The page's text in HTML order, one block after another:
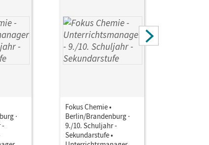
·
-
Fokus Chemie •
Berlin/Brandenburg ·
9./10. Schuljahr -
Sekundarstufe •